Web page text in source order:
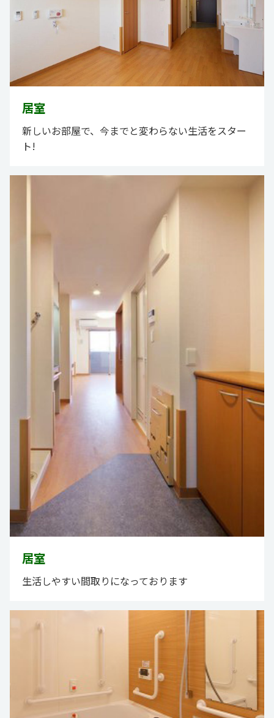
居室
新しいお部屋で、今までと変わらない生活をスター
ト!
居室
生活しやすい間取りになっております